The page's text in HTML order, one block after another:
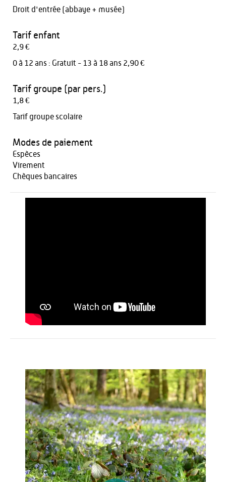
Droit d'entrée (abbaye + musée)
Tarif enfant
2,9 €
0 à 12 ans : Gratuit - 13 à 18 ans 2,90 €
Tarif groupe (par pers.)
1,8 €
Tarif groupe scolaire
Modes de paiement
Espèces
Virement
Chèques bancaires